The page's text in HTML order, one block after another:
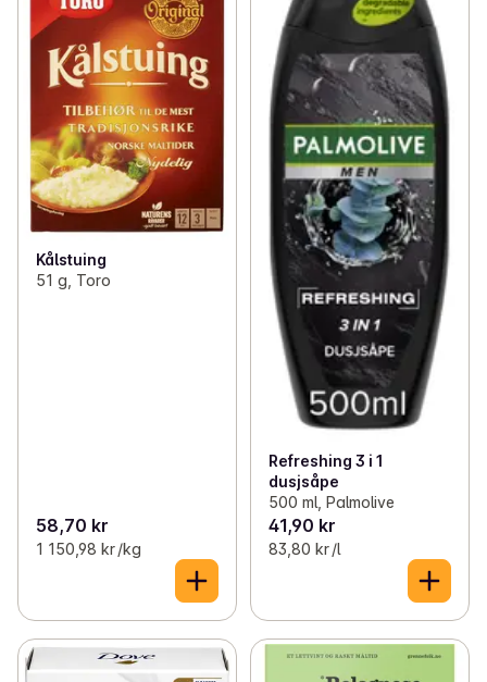
Kålstuing
51 g, Toro
58,70 kr
1 150,98 kr /kg
Refreshing 3 i 1
dusjsåpe
500 ml, Palmolive
41,90 kr
83,80 kr /l